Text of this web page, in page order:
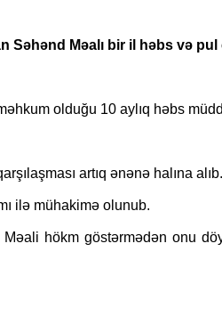
Səhənd Məalı bir il həbs və
olduğu 10 aylıq həbs
artıq ənənə halına alıb.
ilə mühakimə olunub.
hökm göstərmədən onu